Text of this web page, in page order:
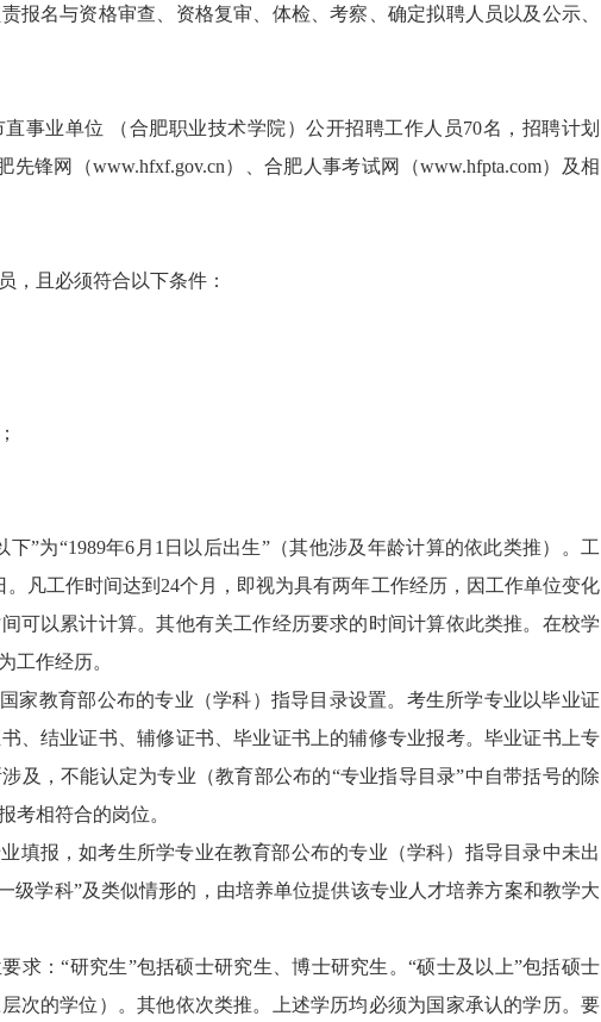
报名与资格审查、资格复审、体检、考察、确定拟聘人员以及公示、
事业单位 （合肥职业技术学院）公开招聘工作人员70名，招聘计划
先锋网（www.hfxf.gov.cn）、合肥人事考试网（www.hfpta.com）及相
，且必须符合以下条件：
”为“1989年6月1日以后出生”（其他涉及年龄计算的依此类推）。工
。凡工作时间达到24个月，即视为具有两年工作经历，因工作单位变化
可以累计计算。其他有关工作经历要求的时间计算依此类推。在校学
工作经历。
国家教育部公布的专业（学科）指导目录设置。考生所学专业以毕业证
、结业证书、辅修证书、毕业证书上的辅修专业报考。毕业证书上专
及，不能认定为专业（教育部公布的“专业指导目录”中自带括号的除
考相符合的岗位。
填报，如考生所学专业在教育部公布的专业（学科）指导目录中未出
级学科”及类似情形的，由培养单位提供该专业人才培养方案和教学大
求：“研究生”包括硕士研究生、博士研究生。“硕士及以上”包括硕士
次的学位）。其他依次类推。上述学历均必须为国家承认的学历。要